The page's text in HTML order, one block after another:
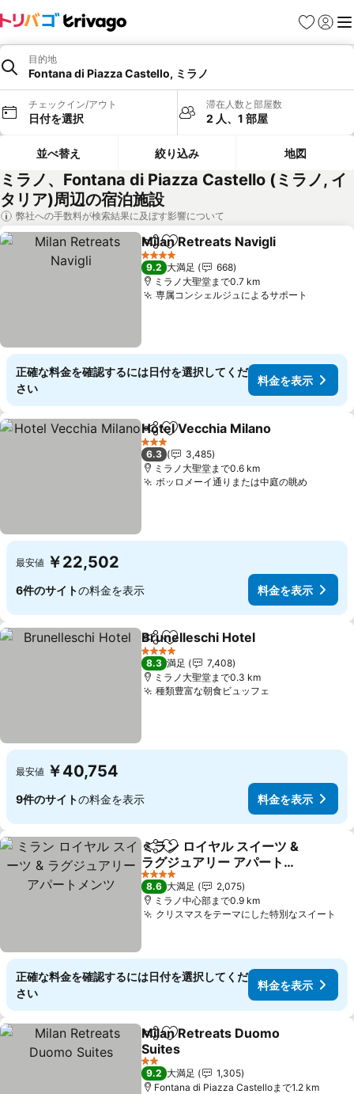
お気に入り
ログイ
メ
目的地
Fontana di Piazza Castello, ミラノ
チェックイン/アウト
日付を選択
滞在人数と部屋数
2 人、1 部屋
並べ替え 絞り込み 地図
ミラノ、Fontana di Piazza Castello (ミラノ, イ
タリア)周辺の宿泊施設
弊社への手数料が検索結果に及ぼす影響について
シェアお気に入りに追加
Milan Retreats Navigli
4 ホテルのランク
9.2 大満足
668
ミラノ大聖堂まで0.7 km
専属コンシェルジュによるサポート
正確な料金を確認するには日付を選択してくだ
さい
料金を表示
シェアお気に入りに追加
Hotel Vecchia Milano
3 ホテルのランク
6.3
3,485
ミラノ大聖堂まで0.6 km
ボッロメーイ通りまたは中庭の眺め
最安値 ￥22,502
6件のサイトの料金を表示 料金を表示
シェアお気に入りに追加
Brunelleschi Hotel
4 ホテルのランク
8.3 満足
7,408
ミラノ大聖堂まで0.3 km
種類豊富な朝食ビュッフェ
最安値 ￥40,754
9件のサイトの料金を表示 料金を表示
シェアお気に入りに追加
ミラン ロイヤル スイーツ &
ラグジュアリー アパートメ
ンツ
4 ホテルのランク
8.6 大満足
2,075
ミラノ中心部まで0.9 km
クリスマスをテーマにした特別なスイート
正確な料金を確認するには日付を選択してくだ
さい
料金を表示
シェアお気に入りに追加
Milan Retreats Duomo
Suites
2 ホテルのランク
9.2 大満足
1,305
Fontana di Piazza Castelloまで1.2 km